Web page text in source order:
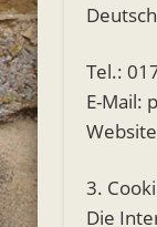
Tel.:
E-Mail:
3.
Die